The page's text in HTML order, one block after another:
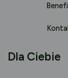
Dla Ciebie